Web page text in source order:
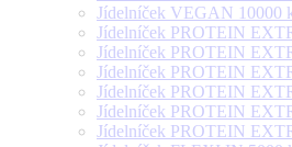
Jídelníček VEGAN 10000
Jídelníček PROTEIN
Jídelníček PROTEIN
Jídelníček PROTEIN
Jídelníček PROTEIN
Jídelníček PROTEIN
Jídelníček PROTEIN